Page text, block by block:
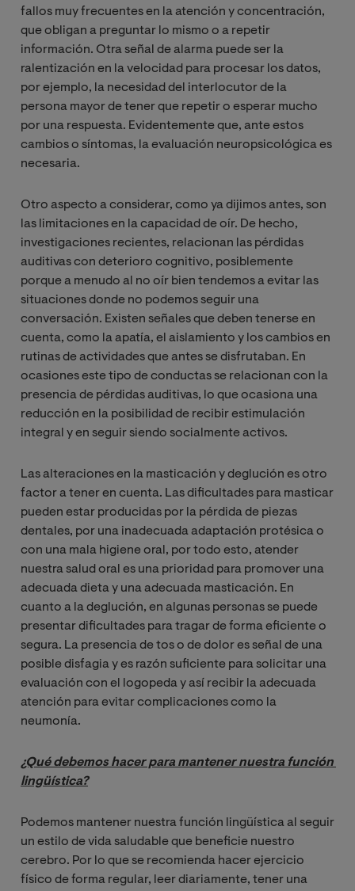
fallos muy frecuentes en la atención y concentración,
que obligan a preguntar lo mismo o a repetir
información. Otra señal de alarma puede ser la
ralentización en la velocidad para procesar los datos,
por ejemplo, la necesidad del interlocutor de la
persona mayor de tener que repetir o esperar mucho
por una respuesta. Evidentemente que, ante estos
cambios o síntomas, la evaluación neuropsicológica es
necesaria.
Otro aspecto a considerar, como ya dijimos antes, son
las limitaciones en la capacidad de oír. De hecho,
investigaciones recientes, relacionan las pérdidas
auditivas con deterioro cognitivo, posiblemente
porque a menudo al no oír bien tendemos a evitar las
situaciones donde no podemos seguir una
conversación. Existen señales que deben tenerse en
cuenta, como la apatía, el aislamiento y los cambios en
rutinas de actividades que antes se disfrutaban. En
ocasiones este tipo de conductas se relacionan con la
presencia de pérdidas auditivas, lo que ocasiona una
reducción en la posibilidad de recibir estimulación
integral y en seguir siendo socialmente activos.
Las alteraciones en la masticación y deglución es otro
factor a tener en cuenta. Las dificultades para masticar
pueden estar producidas por la pérdida de piezas
dentales, por una inadecuada adaptación protésica o
con una mala higiene oral, por todo esto, atender
nuestra salud oral es una prioridad para promover una
adecuada dieta y una adecuada masticación. En
cuanto a la deglución, en algunas personas se puede
presentar dificultades para tragar de forma eficiente o
segura. La presencia de tos o de dolor es señal de una
posible disfagia y es razón suficiente para solicitar una
evaluación con el logopeda y así recibir la adecuada
atención para evitar complicaciones como la
neumonía.
¿Qué debemos hacer para mantener nuestra función
lingüística?
Podemos mantener nuestra función lingüística al seguir
un estilo de vida saludable que beneficie nuestro
cerebro. Por lo que se recomienda hacer ejercicio
físico de forma regular, leer diariamente, tener una